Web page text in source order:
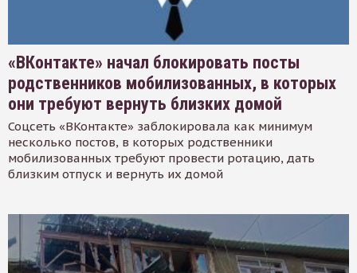
«ВКонтакте» начал блокировать посты
родственников мобилизованных, в которых
они требуют вернуть близких домой
Соцсеть «ВКонтакте» заблокировала как минимум
несколько постов, в которых родственники
мобилизованных требуют провести ротацию, дать
близким отпуск и вернуть их домой